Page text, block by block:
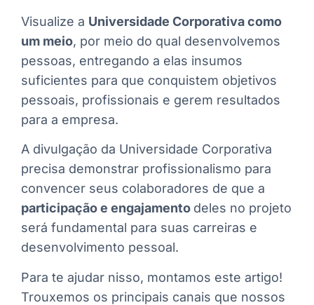
Visualize a Universidade Corporativa como
um meio, por meio do qual desenvolvemos
pessoas, entregando a elas insumos
suficientes para que conquistem objetivos
pessoais, profissionais e gerem resultados
para a empresa.
A divulgação da Universidade Corporativa
precisa demonstrar profissionalismo para
convencer seus colaboradores de que a
participação e engajamento deles no projeto
será fundamental para suas carreiras e
desenvolvimento pessoal.
Para te ajudar nisso, montamos este artigo!
Trouxemos os principais canais que nossos